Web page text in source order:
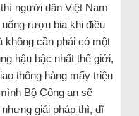
người dân Việt Nam
rượu bia khi điều
không cần phải có một
hậu bậc nhất thế giới,
thông hàng mấy triệu
Bộ Công an sẽ
giải pháp thì, dĩ